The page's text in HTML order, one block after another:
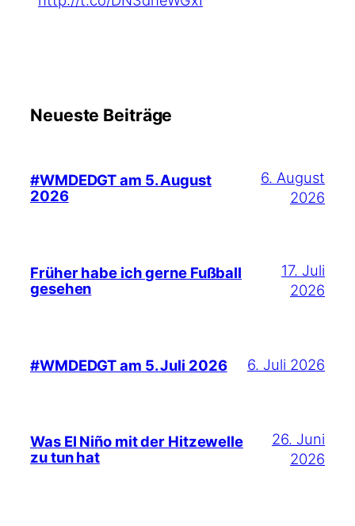
Neueste Beiträge
#WMDEDGT am 5. August
2026
6. August
2026
Früher habe ich gerne Fußball
gesehen
17. Juli
2026
#WMDEDGT am 5. Juli 2026 6. Juli 2026
Was El Niño mit der Hitzewelle
zu tun hat
26. Juni
2026